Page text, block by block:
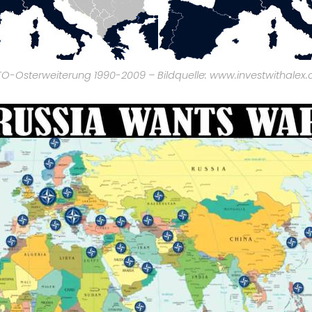
Osterweiterung 1990-2009 – Bildquelle: